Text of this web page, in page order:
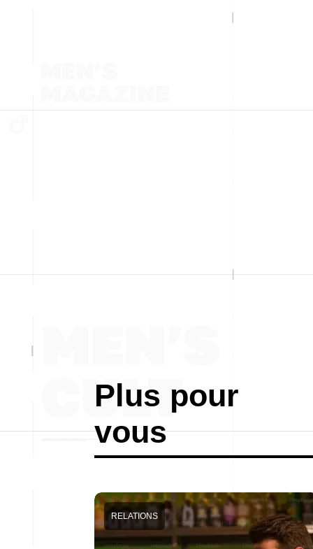
Plus pour
vous
RELATIONS